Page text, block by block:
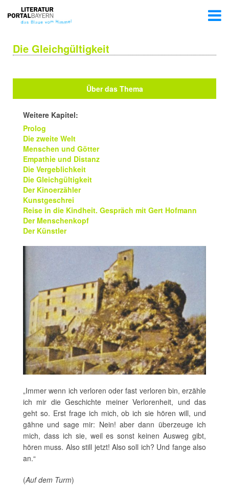
Die Gleichgültigkeit
Über das Thema
Weitere Kapitel:
Prolog
Die zweite Welt
Menschen und Götter
Empathie und Distanz
Die Vergeblichkeit
Die Gleichgültigkeit
Der Kinoerzähler
Kunstgeschrei
Reise in die Kindheit. Gespräch mit Gert Hofmann
Der Menschenkopf
Der Künstler
„Immer wenn ich verloren oder fast verloren bin, erzähle
ich mir die Geschichte meiner Verlorenheit, und das
geht so. Erst frage ich mich, ob ich sie hören will, und
gähne und sage mir: Nein! aber dann überzeuge ich
mich, dass ich sie, weil es sonst keinen Ausweg gibt,
hören muss. Also still jetzt! Also soll ich? Und fange also
an.“
(Auf dem Turm)